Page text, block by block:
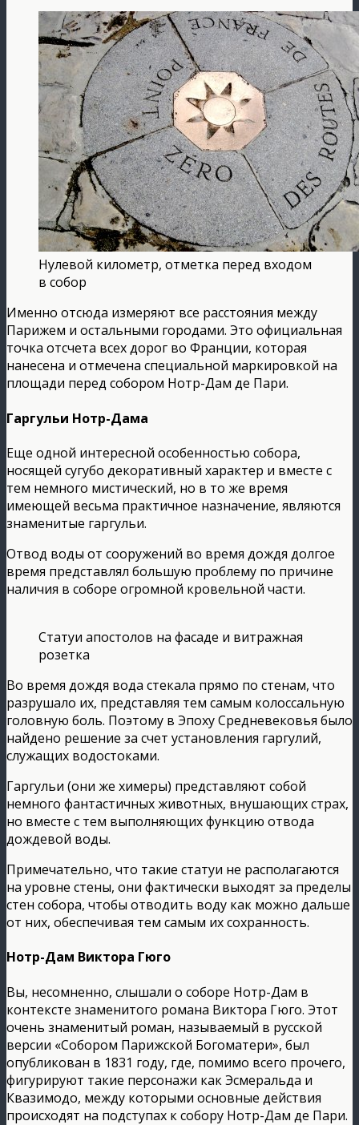
Нулевой километр, отметка перед входом
в собор
Именно отсюда измеряют все расстояния между
Парижем и остальными городами. Это официальная
точка отсчета всех дорог во Франции, которая
нанесена и отмечена специальной маркировкой на
площади перед собором Нотр-Дам де Пари.
Гаргульи Нотр-Дама
Еще одной интересной особенностью собора,
носящей сугубо декоративный характер и вместе с
тем немного мистический, но в то же время
имеющей весьма практичное назначение, являются
знаменитые гаргульи.
Отвод воды от сооружений во время дождя долгое
время представлял большую проблему по причине
наличия в соборе огромной кровельной части.
Статуи апостолов на фасаде и витражная
розетка
Во время дождя вода стекала прямо по стенам, что
разрушало их, представляя тем самым колоссальную
головную боль. Поэтому в Эпоху Средневековья было
найдено решение за счет установления гаргулий,
служащих водостоками.
Гаргульи (они же химеры) представляют собой
немного фантастичных животных, внушающих страх,
но вместе с тем выполняющих функцию отвода
дождевой воды.
Примечательно, что такие статуи не располагаются
на уровне стены, они фактически выходят за пределы
стен собора, чтобы отводить воду как можно дальше
от них, обеспечивая тем самым их сохранность.
Нотр-Дам Виктора Гюго
Вы, несомненно, слышали о соборе Нотр-Дам в
контексте знаменитого романа Виктора Гюго. Этот
очень знаменитый роман, называемый в русской
версии «Собором Парижской Богоматери», был
опубликован в 1831 году, где, помимо всего прочего,
фигурируют такие персонажи как Эсмеральда и
Квазимодо, между которыми основные действия
происходят на подступах к собору Нотр-Дам де Пари.